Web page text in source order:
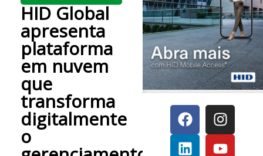
HID Global
apresenta
plataforma
em nuvem
que
transforma
digitalmente
o